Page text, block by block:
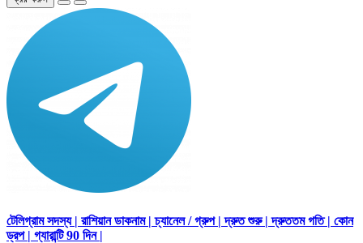
টেলিগ্রাম সদস্য | রাশিয়ান ডাকনাম | চ্যানেল / গ্রুপ | দ্রুত শুরু | দ্রুততম গতি | কোন
ড্রপ | গ্যারান্টি 90 দিন |